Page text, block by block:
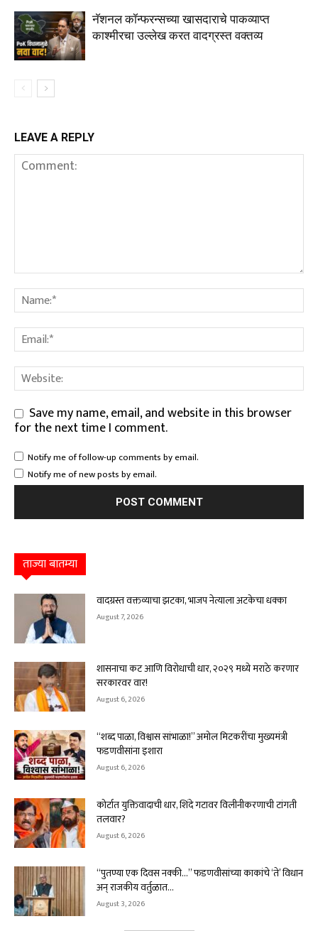
नॅशनल कॉन्फरन्सच्या खासदाराचे पाकव्याप्त
काश्मीरचा उल्लेख करत वादग्रस्त वक्तव्य
LEAVE A REPLY
Save my name, email, and website in this browser
for the next time I comment.
Notify me of follow-up comments by email.
Notify me of new posts by email.
ताज्या बातम्या
वादग्रस्त वक्तव्याचा झटका, भाजप नेत्याला अटकेचा धक्का
August 7, 2026
शासनाचा कट आणि विरोधाची धार, २०२९ मध्ये मराठे करणार
सरकारवर वार!
August 6, 2026
“शब्द पाळा, विश्वास सांभाळा!” अमोल मिटकरींचा मुख्यमंत्री
फडणवीसांना इशारा
August 6, 2026
कोर्टात युक्तिवादाची धार, शिंदे गटावर विलीनीकरणाची टांगती
तलवार?
August 6, 2026
“पुतण्या एक दिवस नक्की…” फडणवीसांच्या काकांचे ‘ते’ विधान
अन् राजकीय वर्तुळात...
August 3, 2026